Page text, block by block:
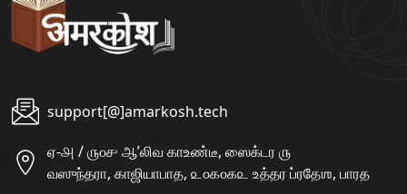
support[@]amarkosh.tech
ஏ-௮ / ௫௦௪ ஆʼலிவ காஉண்டீ, ஸைக்டர ௫
வஸுந்தரா, காஜியாபாத, ௨௦௧௦௧௨ உத்தர ப்ரதேஶ, பாரத